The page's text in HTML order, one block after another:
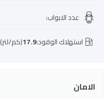
عدد الابواب:
استهلاك الوقود:17.9(كم/لتر)
الامان